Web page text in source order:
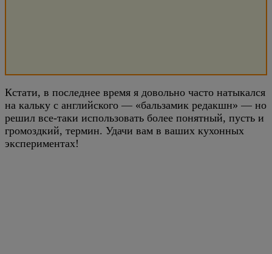
Кстати, в последнее время я довольно часто натыкался
на кальку с английского — «бальзамик редакшн» — но
решил все-таки использовать более понятный, пусть и
громоздкий, термин. Удачи вам в ваших кухонных
экспериментах!